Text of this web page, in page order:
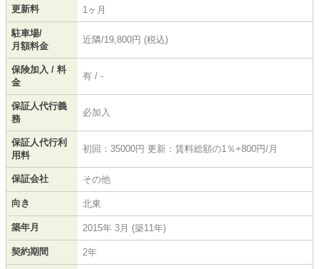
更新料 1ヶ月
駐車場/
月額料金
近隣/19,800円 (税込)
保険加入 / 料
金
有 / -
保証人代行義
務
必加入
保証人代行利
用料
初回：35000円 更新：賃料総額の1％+800円/月
保証会社 その他
向き 北東
築年月 2015年 3月 (築11年)
契約期間 2年